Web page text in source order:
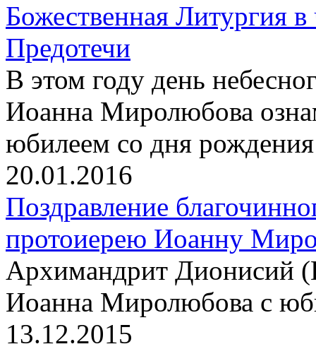
Божественная Литургия
Предотечи
В этом году день
Иоанна Миролюбова
юбилеем со дня
20.01.2016
Поздравление
протоиерею Иоанну
Архимандрит Дионисий
Иоанна Миролюбова с
13.12.2015